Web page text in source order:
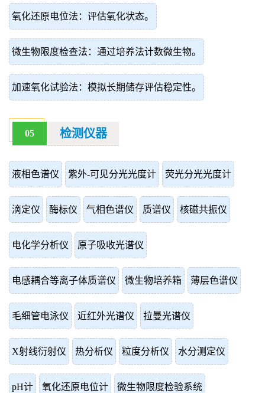
氧化还原电位法：评估氧化状态。
微生物限度检查法：通过培养法计数微生物。
加速氧化试验法：模拟长期储存评估稳定性。
05 检测仪器
液相色谱仪 紫外-可见分光光度计 荧光分光光度计
滴定仪 酶标仪 气相色谱仪 质谱仪 核磁共振仪
电化学分析仪 原子吸收光谱仪
电感耦合等离子体质谱仪 微生物培养箱 薄层色谱仪
毛细管电泳仪 近红外光谱仪 拉曼光谱仪
X射线衍射仪 热分析仪 粒度分析仪 水分测定仪
pH计 氧化还原电位计 微生物限度检验系统